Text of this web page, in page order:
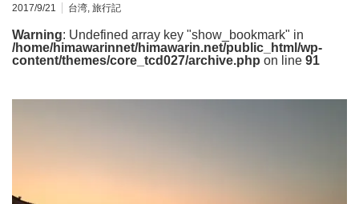
2017/9/21
台湾, 旅行記
Warning: Undefined array key "show_bookmark" in
/home/himawarinnet/himawarin.net/public_html/wp-
content/themes/core_tcd027/archive.php on line 91